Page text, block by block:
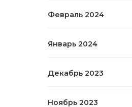
Февраль 2024
Январь 2024
Декабрь 2023
Ноябрь 2023